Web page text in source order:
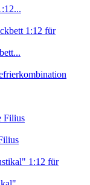
Filius